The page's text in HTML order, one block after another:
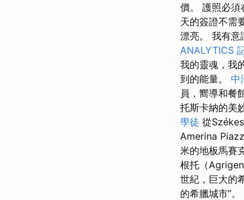
價。 護照必須
天的簽證不需
漂亮。 我有意
ANALYTICS
我的靈魂，我
到的能量。 中
員，嚮導和餐
托斯卡納的美
學徒 從
Amerina
米的地板馬賽
根托（
世紀，巨大的
的希臘城市”